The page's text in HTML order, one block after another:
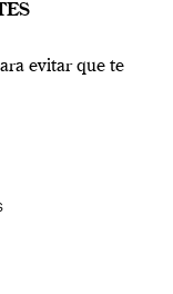
evitar que te